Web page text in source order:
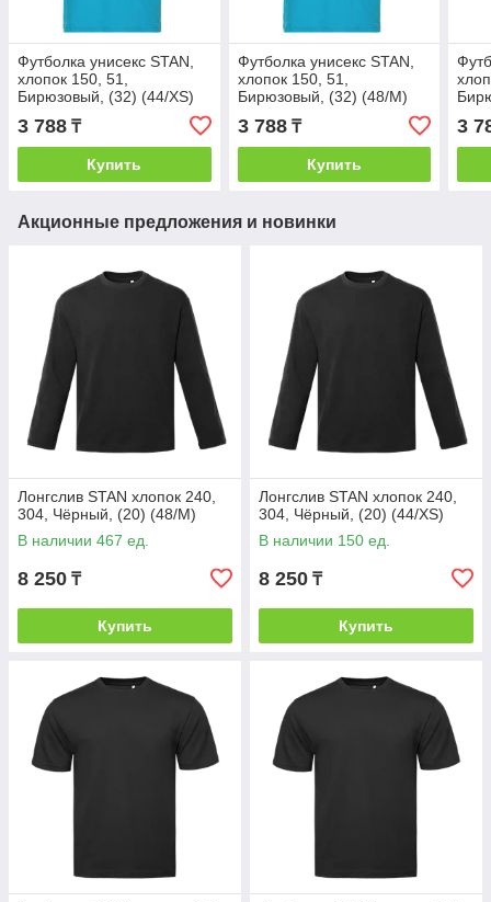
Футболка унисекс STAN,
хлопок 150, 51,
Бирюзовый, (32) (44/XS)
3 788 ₸
Купить
Футболка унисекс STAN,
хлопок 150, 51,
Бирюзовый, (32) (48/M)
3 788₸
Купить
3
Акционные предложения и новинки
Лонгслив STAN хлопок 240,
304, Чёрный, (20) (48/M)
В наличии 467 ед.
8 250 ₸
Купить
Лонгслив STAN хлопок 240,
304, Чёрный, (20) (44/XS)
В наличии 150 ед.
8 250 ₸
Купить